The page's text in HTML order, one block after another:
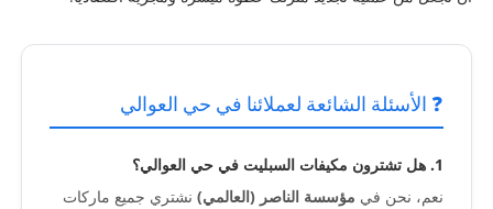
❓ الأسئلة الشائعة لعملائنا في حي العوالي
1. هل تشترون مكيفات السبليت في حي العوالي؟
نعم، نحن في مؤسسة الناصر (العالمي)نشتري جميع ماركات